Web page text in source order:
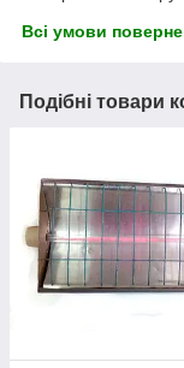
Всі умови
Подібні товари